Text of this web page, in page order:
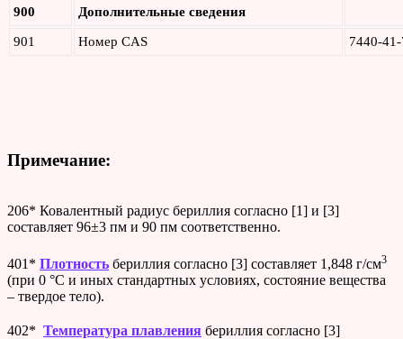
900 Дополнительные сведения
901 Номер CAS 7440-
Примечание:
206* Ковалентный радиус бериллия согласно [1] и [3]
составляет 96±3 пм и 90 пм соответственно.
401* Плотность бериллия согласно [3] составляет 1,848 г/см3
(при 0 °C и иных стандартных условиях, состояние вещества
– твердое тело).
402* Температура плавления бериллия согласно [3]